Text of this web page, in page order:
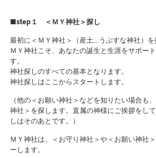
■step１ ＜ＭＹ神社＞探し
最初に＜ＭＹ神社＞（産土…うぶすな神社）を
ＭＹ神社こそ、あなたの誕生と生涯をサポー
す。
神社探しのすべての基本となります。
神社探しはここからスタートします。
（他の＜お願い神社＞などを知りたい場合も
神社＞を探します。直属の神様にご挨拶をし
しはそのあとです。）
ＭＹ神社は、＜お守り神社＞や＜お願い神社
ーします。